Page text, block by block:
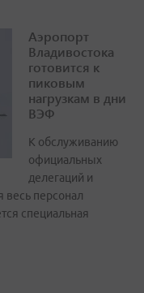
Аэропорт
Владивостока
готовится к
пиковым
нагрузкам в дни
ВЭФ
К обслуживанию
официальных
делегаций и
весь персонал
специальная